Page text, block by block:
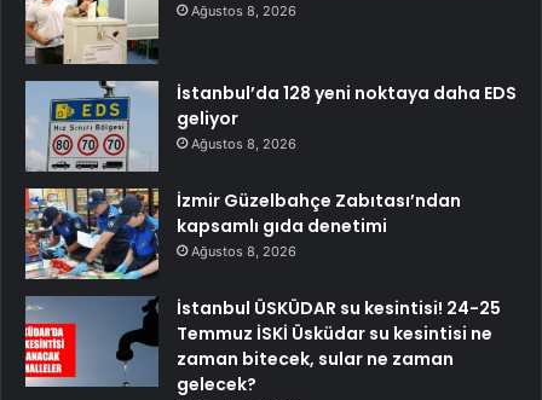
Ağustos 8, 2026
İstanbul’da 128 yeni noktaya daha EDS
geliyor
Ağustos 8, 2026
İzmir Güzelbahçe Zabıtası’ndan
kapsamlı gıda denetimi
Ağustos 8, 2026
İstanbul ÜSKÜDAR su kesintisi! 24-25
Temmuz İSKİ Üsküdar su kesintisi ne
zaman bitecek, sular ne zaman
gelecek?